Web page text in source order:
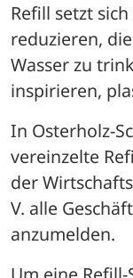
Refill setzt
reduzieren,
Wasser zu
inspirieren,
In Osterholz-
vereinzelte
der
V. alle
anzumelden.